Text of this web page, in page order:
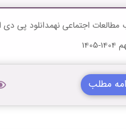
مطالعات اجتماعی نهمدانلود پی
مطلب